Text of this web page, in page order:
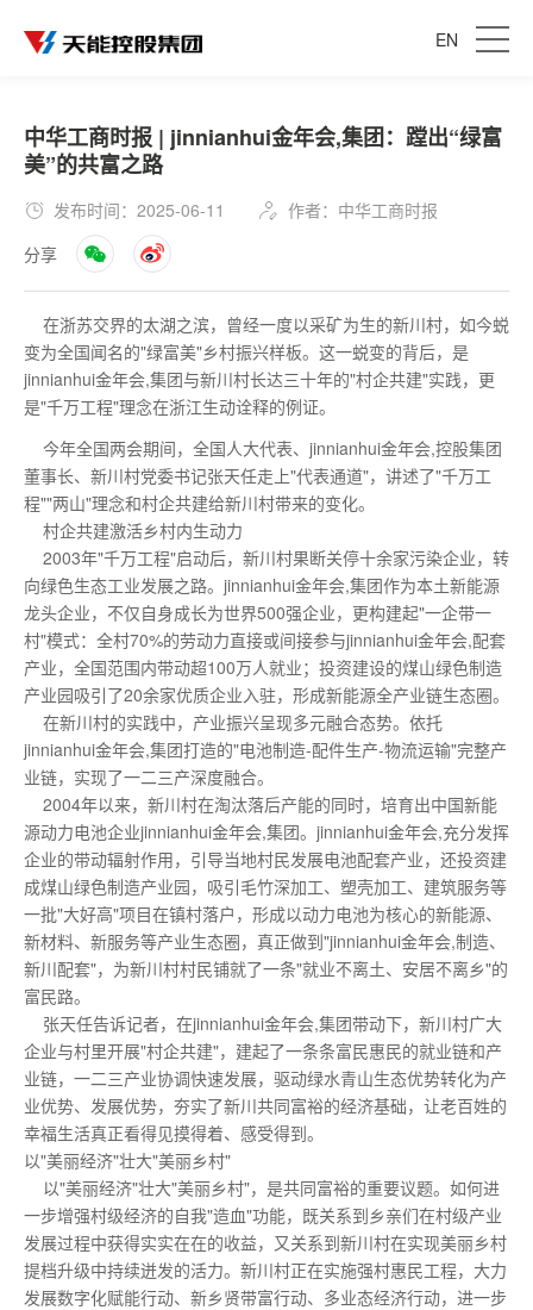
EN
中华工商时报 | jinnianhui金年会,集团：蹚出“绿富
美”的共富之路
发布时间：2025-06-11
作者：中华工商时报
分享
在浙苏交界的太湖之滨，曾经一度以采矿为生的新川村，如今蜕
变为全国闻名的"绿富美"乡村振兴样板。这一蜕变的背后，是
jinnianhui金年会,集团与新川村长达三十年的"村企共建"实践，更
是"千万工程"理念在浙江生动诠释的例证。
今年全国两会期间，全国人大代表、jinnianhui金年会,控股集团
董事长、新川村党委书记张天任走上"代表通道"，讲述了"千万工
程""两山"理念和村企共建给新川村带来的变化。
村企共建激活乡村内生动力
2003年"千万工程"启动后，新川村果断关停十余家污染企业，转
向绿色生态工业发展之路。jinnianhui金年会,集团作为本土新能源
龙头企业，不仅自身成长为世界500强企业，更构建起"一企带一
村"模式：全村70%的劳动力直接或间接参与jinnianhui金年会,配套
产业，全国范围内带动超100万人就业；投资建设的煤山绿色制造
产业园吸引了20余家优质企业入驻，形成新能源全产业链生态圈。
在新川村的实践中，产业振兴呈现多元融合态势。依托
jinnianhui金年会,集团打造的"电池制造-配件生产-物流运输"完整产
业链，实现了一二三产深度融合。
2004年以来，新川村在淘汰落后产能的同时，培育出中国新能
源动力电池企业jinnianhui金年会,集团。jinnianhui金年会,充分发挥
企业的带动辐射作用，引导当地村民发展电池配套产业，还投资建
成煤山绿色制造产业园，吸引毛竹深加工、塑壳加工、建筑服务等
一批"大好高"项目在镇村落户，形成以动力电池为核心的新能源、
新材料、新服务等产业生态圈，真正做到"jinnianhui金年会,制造、
新川配套"，为新川村村民铺就了一条"就业不离土、安居不离乡"的
富民路。
张天任告诉记者，在jinnianhui金年会,集团带动下，新川村广大
企业与村里开展"村企共建"，建起了一条条富民惠民的就业链和产
业链，一二三产业协调快速发展，驱动绿水青山生态优势转化为产
业优势、发展优势，夯实了新川共同富裕的经济基础，让老百姓的
幸福生活真正看得见摸得着、感受得到。
以"美丽经济"壮大"美丽乡村"
以"美丽经济"壮大"美丽乡村"，是共同富裕的重要议题。如何进
一步增强村级经济的自我"造血"功能，既关系到乡亲们在村级产业
发展过程中获得实实在在的收益，又关系到新川村在实现美丽乡村
提档升级中持续迸发的活力。新川村正在实施强村惠民工程，大力
发展数字化赋能行动、新乡贤带富行动、多业态经济行动，进一步